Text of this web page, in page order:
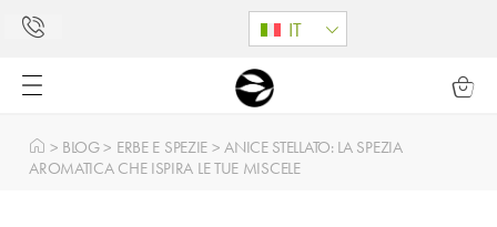
IT
> BLOG> ERBE E SPEZIE >ANICE STELLATO: LA SPEZIA
AROMATICA CHE ISPIRA LE TUE MISCELE